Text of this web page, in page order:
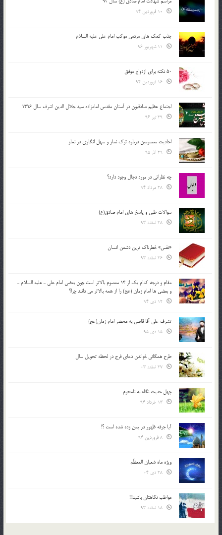
جذب کمک های مردمی موکب امام علی علیه السلام
50 نکته برای ازدواج موفق
اجتماع عظیم صادقیون در آستان مقدس امامزاده سید جلال الدین اشرف سال 1396
احادیث معصومین درباره ترک نماز و سهل انگاری در نماز
چه نظراتی در مورد دجال وجود دارد؟
سوالات طبی و پاسخ های امام صادق(ع)
«نفس» خطرناک ترین دشمن انسان
مقام و درجه كدام يك از 14 معصوم بالاتر است چون بعضي امام علي ـ عليه السلام ـ
و بعضي ها امام زمان (عج) را از همه بالاتر مي دانند چرا؟
تشرف علي آقا قاضي به محضر امام زمان(عج)
طرح همگانی خواندن دعای فرج در لحظه تحویل سال
چهل حدیث نگاه به نامحرم
آیا جرقه ظهور در یمن زده شده است ؟!
ویژه ماه شعبان المعظّم
مواظب نگاهتان باشید!!!